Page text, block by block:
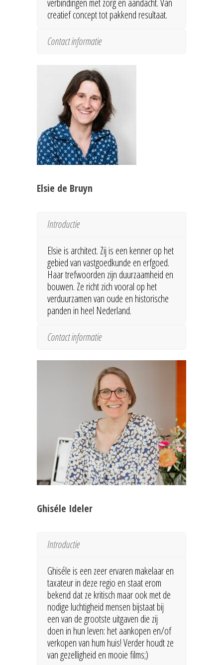
creatief concept tot pakkend resultaat.
Contact informatie
Elsie de Bruyn
Introductie
Elsie is architect. Zij is een kenner op het
gebied van vastgoedkunde en erfgoed.
Haar trefwoorden zijn duurzaamheid en
bouwen. Ze richt zich vooral op het
verduurzamen van oude en historische
panden in heel Nederland.
Contact informatie
Ghiséle Ideler
Introductie
Ghiséle is een zeer ervaren makelaar en
taxateur in deze regio en staat erom
bekend dat ze kritisch maar ook met de
nodige luchtigheid mensen bijstaat bij
een van de grootste uitgaven die zij
doen in hun leven: het aankopen en/of
verkopen van hum huis! Verder houdt ze
van gezelligheid en mooie films;)